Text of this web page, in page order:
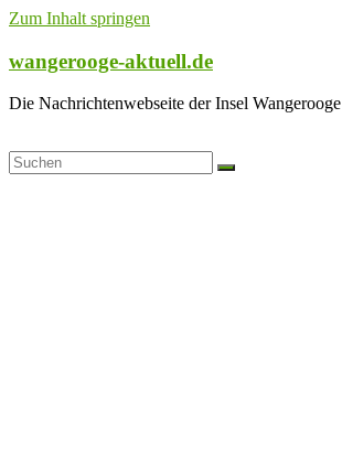
Zum Inhalt springen
wangerooge-aktuell.de
Die Nachrichtenwebseite der Insel Wangerooge